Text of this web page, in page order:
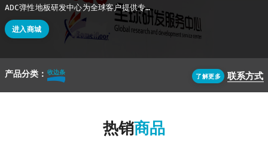
ADC弹性地板研发中心为全球客户提供专业的地面解决方案,公司在上海、广东设有生成基地,能够满足客户不同需求,产品主要以欧美标准进行生产
进入商城
产品分类： 卷材地胶
了解更多 联系方式
热销商品